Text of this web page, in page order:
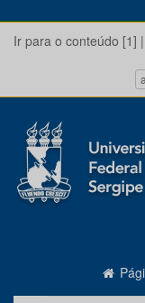
Ir para o conteúdo [1] |